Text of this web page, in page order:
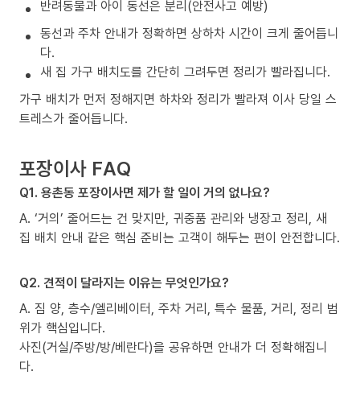
반려동물과 아이 동선은 분리(안전사고 예방)
동선과 주차 안내가 정확하면 상하차 시간이 크게 줄어듭니
다.
새 집 가구 배치도를 간단히 그려두면 정리가 빨라집니다.
가구 배치가 먼저 정해지면 하차와 정리가 빨라져 이사 당일 스
트레스가 줄어듭니다.
포장이사 FAQ
Q1. 용촌동 포장이사면 제가 할 일이 거의 없나요?
A. ‘거의’ 줄어드는 건 맞지만, 귀중품 관리와 냉장고 정리, 새
집 배치 안내 같은 핵심 준비는 고객이 해두는 편이 안전합니다.
Q2. 견적이 달라지는 이유는 무엇인가요?
A. 짐 양, 층수/엘리베이터, 주차 거리, 특수 물품, 거리, 정리 범
위가 핵심입니다.
사진(거실/주방/방/베란다)을 공유하면 안내가 더 정확해집니
다.